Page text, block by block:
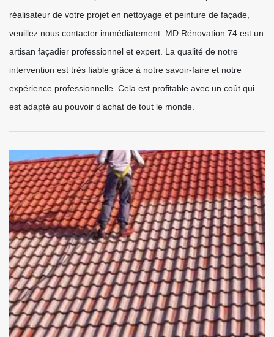
réalisateur de votre projet en nettoyage et peinture de façade,
veuillez nous contacter immédiatement. MD Rénovation 74 est un
artisan façadier professionnel et expert. La qualité de notre
intervention est très fiable grâce à notre savoir-faire et notre
expérience professionnelle. Cela est profitable avec un coût qui
est adapté au pouvoir d’achat de tout le monde.